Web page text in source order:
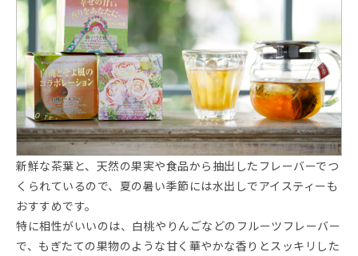
新鮮な茶葉と、天然の果実や食品から抽出したフレーバーでつ
くられているので、夏の暑い季節には水出しでアイスティーも
おすすめです。
特に相性がいいのは、白桃やりんごなどのフルーツフレーバー
で、もぎたての果物のような甘く華やかな香りとスッキリした